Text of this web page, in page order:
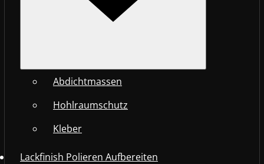
Abdichtmassen
Hohlraumschutz
Kleber
Lackfinish Polieren Aufbereiten